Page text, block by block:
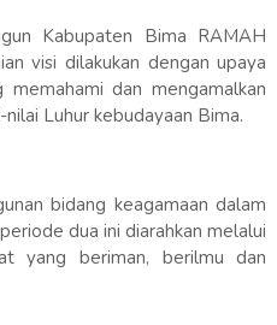
Kabupaten Bima RAMAH
visi dilakukan dengan upaya
dan mengamalkan
Luhur kebudayaan Bima.
bidang keagamaan dalam
dua ini diarahkan melalui
yang beriman, berilmu dan